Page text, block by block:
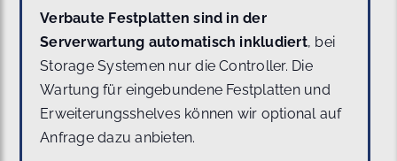
Verbaute Festplatten sind in der
Serverwartung automatisch inkludiert, bei
Storage Systemen nur die Controller. Die
Wartung für eingebundene Festplatten und
Erweiterungsshelves können wir optional auf
Anfrage dazu anbieten.